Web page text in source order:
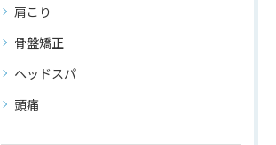
肩こり
骨盤矯正
ヘッドスパ
頭痛